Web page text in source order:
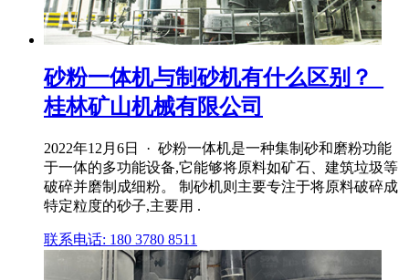
砂粉一体机与制砂机有什么区别？_
桂林矿山机械有限公司
2022年12月6日 · 砂粉一体机是一种集制砂和磨粉功能
于一体的多功能设备,它能够将原料如矿石、建筑垃圾等
破碎并磨制成细粉。 制砂机则主要专注于将原料破碎成
特定粒度的砂子,主要用 .
联系电话: 180 3780 8511